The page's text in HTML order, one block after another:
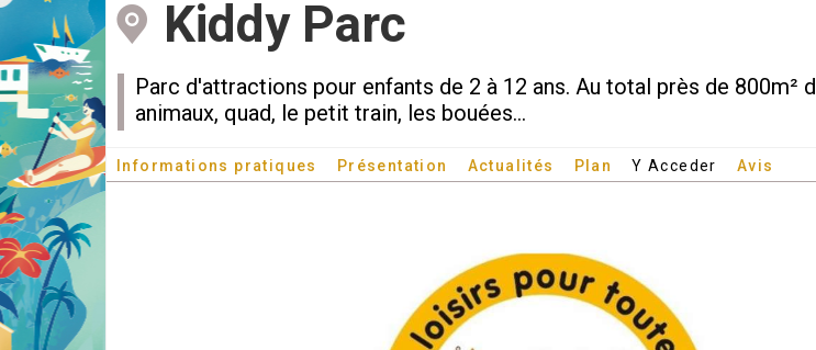
Kiddy Parc
Parc d'attractions pour enfants de 2 à 12 ans. Au total près de 800m²
animaux, quad, le petit train, les bouées...
Informations pratiques Présentation Actualités Plan Y Acceder Avis